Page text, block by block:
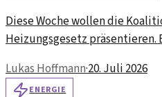
Diese Woche wollen die
Heizungsgesetz präsentieren.
und Unternehmen.
Lukas Hoffmann·20. Juli 2026
ENERGIE